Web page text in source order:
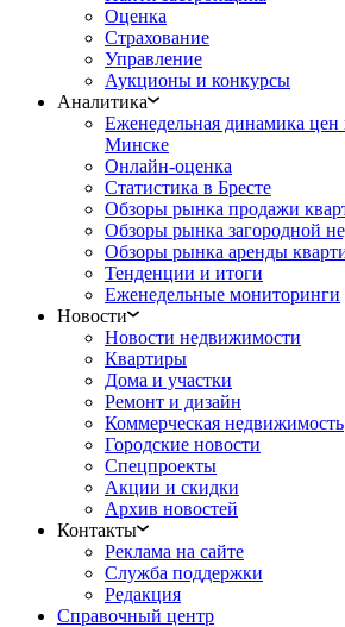
Оценка
Страхование
Управление
Аукционы и конкурсы
Аналитика
Еженедельная динамика цен
Минске
Онлайн-оценка
Статистика в Бресте
Обзоры рынка продажи
Обзоры рынка загородной
Обзоры рынка аренды
Тенденции и итоги
Еженедельные мониторинги
Новости
Новости недвижимости
Квартиры
Дома и участки
Ремонт и дизайн
Коммерческая недвижимость
Городские новости
Спецпроекты
Акции и скидки
Архив новостей
Контакты
Реклама на сайте
Служба поддержки
Редакция
Справочный центр